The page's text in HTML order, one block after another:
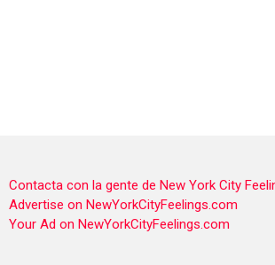
Contacta con la gente de New York City
Advertise on NewYorkCityFeelings.com
Your Ad on NewYorkCityFeelings.com